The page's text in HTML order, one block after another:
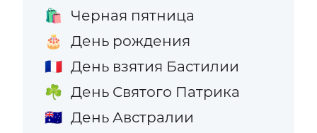
🛍️ Черная пятница
🎂 День рождения
🇫🇷 День взятия Бастилии
☘️ День Святого Патрика
🇦🇺 День Австралии